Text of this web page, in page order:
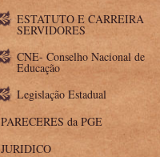
ESTATUTO E CARREIRA
SERVIDORES
CNE- Conselho Nacional de
Educação
Legislação Estadual
PARECERES da PGE
JURIDICO